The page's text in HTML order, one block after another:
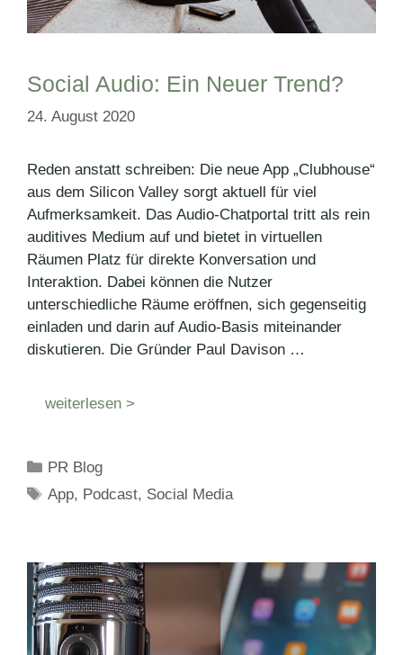
Social Audio: Ein Neuer Trend?
24. August 2020
Reden anstatt schreiben: Die neue App „Clubhouse“
aus dem Silicon Valley sorgt aktuell für viel
Aufmerksamkeit. Das Audio-Chatportal tritt als rein
auditives Medium auf und bietet in virtuellen
Räumen Platz für direkte Konversation und
Interaktion. Dabei können die Nutzer
unterschiedliche Räume eröffnen, sich gegenseitig
einladen und darin auf Audio-Basis miteinander
diskutieren. Die Gründer Paul Davison …
weiterlesen >
Kategorien
PR Blog
Schlagwörter
App, Podcast, Social Media